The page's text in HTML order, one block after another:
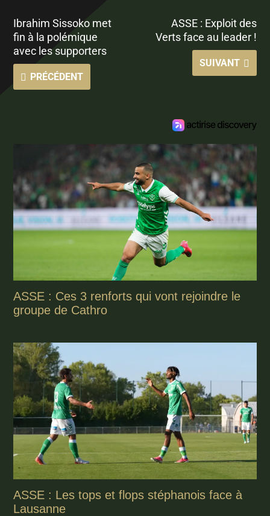
Ibrahim Sissoko met
fin à la polémique
avec les supporters
PRÉCÉDENT
ASSE : Exploit des
Verts face au leader !
SUIVANT
ASSE : Ces 3 renforts qui vont rejoindre le
groupe de Cathro
ASSE : Les tops et flops stéphanois face à
Lausanne